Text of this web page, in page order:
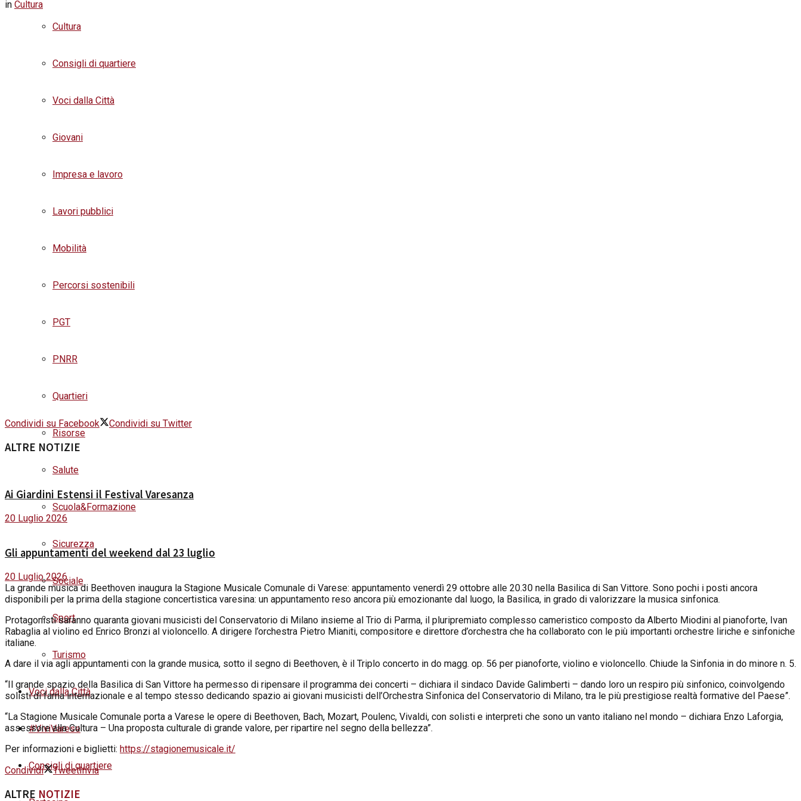
Cultura
Consigli di quartiere
Voci dalla Città
Giovani
Impresa e lavoro
Lavori pubblici
Mobilità
Percorsi sostenibili
PGT
PNRR
Quartieri
Risorse
Salute
Scuola&Formazione
Sicurezza
Sociale
Sport
Turismo
Voci dalla Città
#ViviVarese
Consigli di quartiere
in Cultura
Condividi su Facebook Condividi su Twitter
ALTRE NOTIZIE
Ai Giardini Estensi il Festival Varesanza
20 Luglio 2026
Gli appuntamenti del weekend dal 23 luglio
20 Luglio 2026
La grande musica di Beethoven inaugura la Stagione Musicale Comunale di Varese: appuntamento venerdì 29 ottobre alle 20.30 nella Basilica di San Vittore. Sono pochi i posti ancora
disponibili per la prima della stagione concertistica varesina: un appuntamento reso ancora più emozionante dal luogo, la Basilica, in grado di valorizzare la musica sinfonica.
Protagonisti saranno quaranta giovani musicisti del Conservatorio di Milano insieme al Trio di Parma, il pluripremiato complesso cameristico composto da Alberto Miodini al pianoforte, Ivan
Rabaglia al violino ed Enrico Bronzi al violoncello. A dirigere l’orchestra Pietro Mianiti, compositore e direttore d’orchestra che ha collaborato con le più importanti orchestre liriche e sinfoniche
italiane.
A dare il via agli appuntamenti con la grande musica, sotto il segno di Beethoven, è il Triplo concerto in do magg. op. 56 per pianoforte, violino e violoncello. Chiude la Sinfonia in do minore n. 5.
“Il grande spazio della Basilica di San Vittore ha permesso di ripensare il programma dei concerti – dichiara il sindaco Davide Galimberti – dando loro un respiro più sinfonico, coinvolgendo
solisti di fama internazionale e al tempo stesso dedicando spazio ai giovani musicisti dell’Orchestra Sinfonica del Conservatorio di Milano, tra le più prestigiose realtà formative del Paese”.
“La Stagione Musicale Comunale porta a Varese le opere di Beethoven, Bach, Mozart, Poulenc, Vivaldi, con solisti e interpreti che sono un vanto italiano nel mondo – dichiara Enzo Laforgia,
assessore alla Cultura – Una proposta culturale di grande valore, per ripartire nel segno della bellezza”.
Per informazioni e biglietti: https://stagionemusicale.it/
Condividi
TweetInvia
ALTRE NOTIZIE